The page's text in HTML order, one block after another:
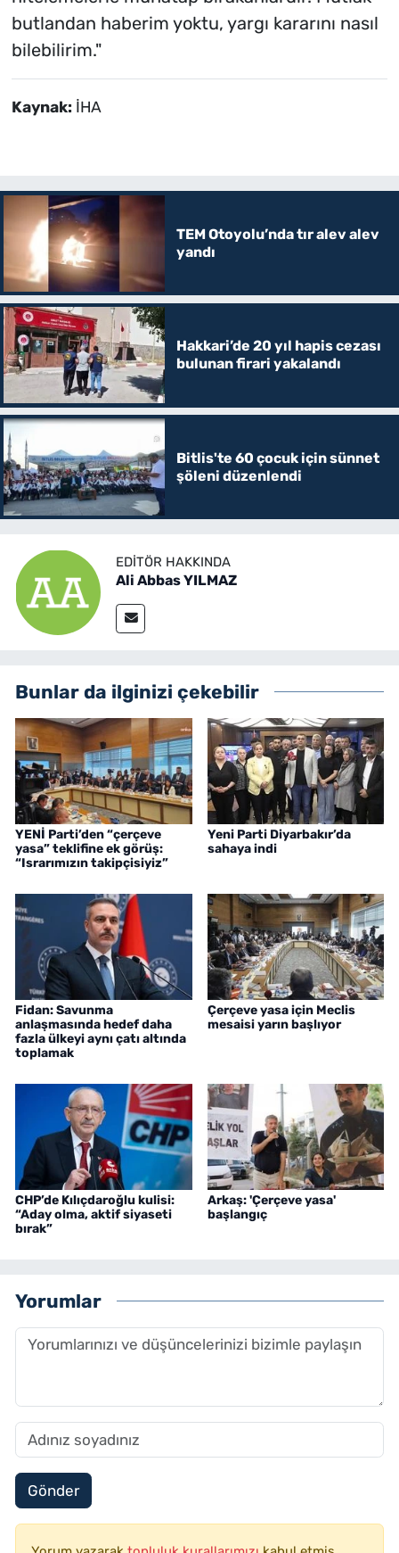
butlandan haberim yoktu, yargı kararını nasıl
bilebilirim."
Kaynak: İHA
TEM Otoyolu’nda tır alev alev
yandı
Hakkari’de 20 yıl hapis cezası
bulunan firari yakalandı
Bitlis'te 60 çocuk için sünnet
şöleni düzenlendi
EDITÖR HAKKINDA
Ali Abbas YILMAZ
Bunlar da ilginizi çekebilir
YENİ Parti’den “çerçeve
yasa” teklifine ek görüş:
“Israrımızın takipçisiyiz”
Yeni Parti Diyarbakır’da
sahaya indi
Fidan: Savunma
anlaşmasında hedef daha
fazla ülkeyi aynı çatı altında
toplamak
Çerçeve yasa için Meclis
mesaisi yarın başlıyor
CHP’de Kılıçdaroğlu kulisi:
“Aday olma, aktif siyaseti
bırak”
Arkaş: 'Çerçeve yasa'
başlangıç
Yorumlar
Gönder